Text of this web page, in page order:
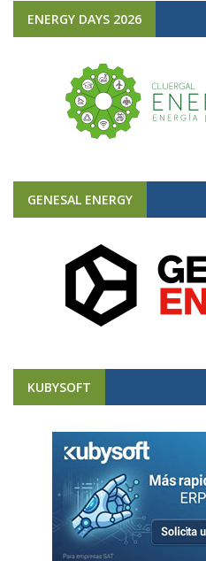
ENERGY DAYS 2026
GENESAL ENERGY
KUBYSOFT